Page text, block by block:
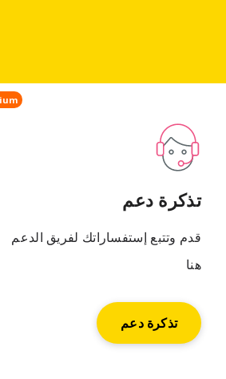
تذكرة دعم
قدم وتتبع إستفساراتك لفريق الدعم
هنا
تذكرة دعم